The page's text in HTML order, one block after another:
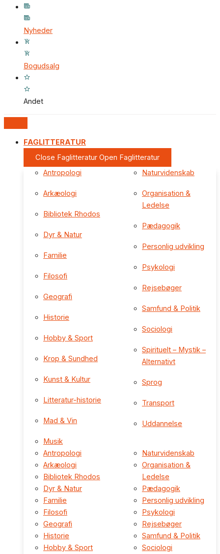
Nyheder
Bogudsalg
Andet
FAGLITTERATUR
Close Faglitteratur Open Faglitteratur
Antropologi
Arkæologi
Bibliotek Rhodos
Dyr & Natur
Familie
Filosofi
Geografi
Historie
Hobby & Sport
Krop & Sundhed
Kunst & Kultur
Litteratur-historie
Mad & Vin
Musik
Naturvidenskab
Organisation &
Ledelse
Pædagogik
Personlig udvikling
Psykologi
Rejsebøger
Samfund & Politik
Sociologi
Spirituelt – Mystik –
Alternativt
Sprog
Transport
Uddannelse
Antropologi
Arkæologi
Bibliotek Rhodos
Dyr & Natur
Familie
Filosofi
Geografi
Historie
Hobby & Sport
Naturvidenskab
Organisation &
Ledelse
Pædagogik
Personlig udvikling
Psykologi
Rejsebøger
Samfund & Politik
Sociologi